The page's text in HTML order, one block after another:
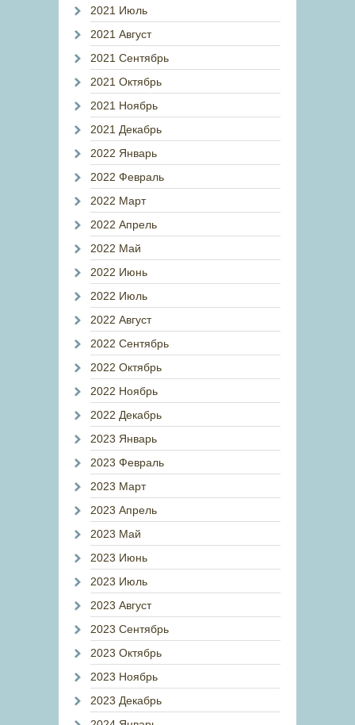
2021 Июль
2021 Август
2021 Сентябрь
2021 Октябрь
2021 Ноябрь
2021 Декабрь
2022 Январь
2022 Февраль
2022 Март
2022 Апрель
2022 Май
2022 Июнь
2022 Июль
2022 Август
2022 Сентябрь
2022 Октябрь
2022 Ноябрь
2022 Декабрь
2023 Январь
2023 Февраль
2023 Март
2023 Апрель
2023 Май
2023 Июнь
2023 Июль
2023 Август
2023 Сентябрь
2023 Октябрь
2023 Ноябрь
2023 Декабрь